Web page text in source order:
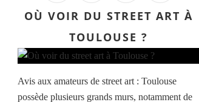
OÙ VOIR DU STREET ART À
TOULOUSE ?
Avis aux amateurs de street art : Toulouse
possède plusieurs grands murs, notamment de